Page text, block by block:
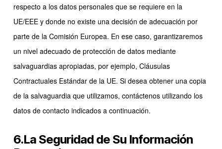
respecto a los datos personales que se requiere en la
UE/EEE y donde no existe una decisión de adecuación por
parte de la Comisión Europea. En ese caso, garantizaremos
un nivel adecuado de protección de datos mediante
salvaguardias apropiadas, por ejemplo, Cláusulas
Contractuales Estándar de la UE. Si desea obtener una copia
de la salvaguardia que utilizamos, contáctenos utilizando los
datos de contacto indicados a continuación.
6.La Seguridad de Su Información